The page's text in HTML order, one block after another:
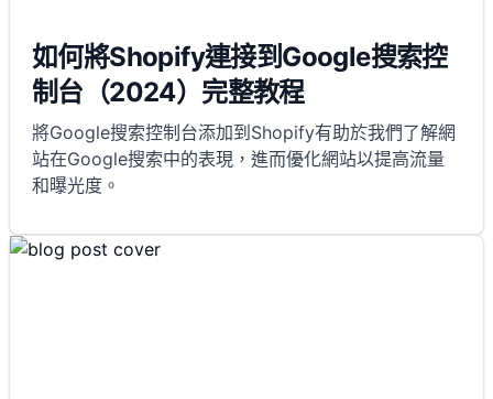
如何將Shopify連接到Google搜索控
制台（2024）完整教程
將Google搜索控制台添加到Shopify有助於我們了解網
站在Google搜索中的表現，進而優化網站以提高流量
和曝光度。